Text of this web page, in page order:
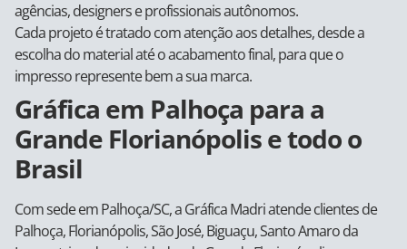
agências, designers e profissionais autônomos.
Cada projeto é tratado com atenção aos detalhes, desde a
escolha do material até o acabamento final, para que o
impresso represente bem a sua marca.
Gráfica em Palhoça para a
Grande Florianópolis e todo o
Brasil
Com sede em Palhoça/SC, a Gráfica Madri atende clientes de
Palhoça, Florianópolis, São José, Biguaçu, Santo Amaro da